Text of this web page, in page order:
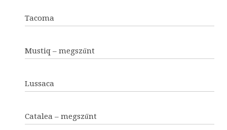
Tacoma
Mustiq – megszűnt
Lussaca
Catalea – megszűnt